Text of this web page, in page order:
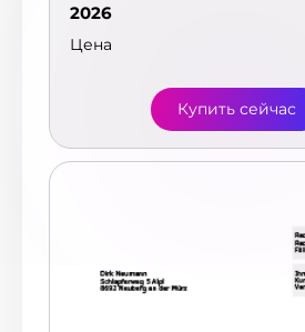
2026
Цена
Купить сейчас